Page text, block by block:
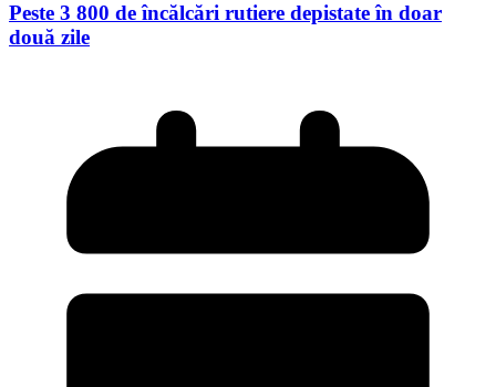
Peste 3 800 de încălcări rutiere depistate în doar
două zile